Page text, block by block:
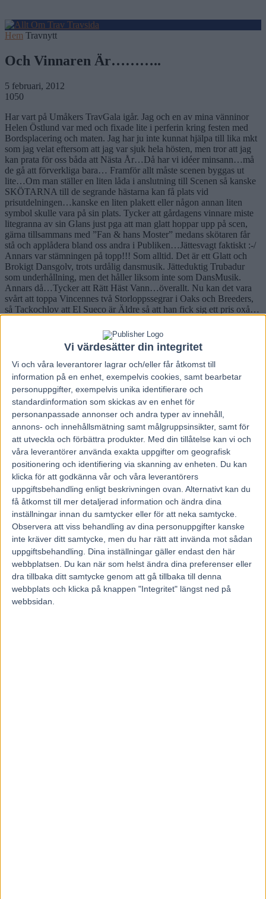
Vi värdesätter din integritet
Vi och våra leverantorer lagrar och/eller får åtkomst till
information på en enhet, exempelvis cookies, samt bearbetar
personuppgifter, exempelvis unika identifierare och
standardinformation som skickas av en enhet för
personanpassade annonser och andra typer av innehåll,
annons- och innehållsmätning samt målgruppsinsikter, samt för
att utveckla och förbättra produkter. Med din tillåtelse kan vi och
våra leverantörer använda exakta uppgifter om geografisk
positionering och identifiering via skanning av enheten. Du kan
klicka för att godkänna vår och våra leverantörers
uppgiftsbehandling enligt beskrivningen ovan. Alternativt kan du
få åtkomst till mer detaljerad information och ändra dina
inställningar innan du samtycker eller för att neka samtycke.
Observera att viss behandling av dina personuppgifter kanske
inte kräver ditt samtycke, men du har rätt att invända mot sådan
uppgiftsbehandling. Dina inställningar gäller endast den här
webbplatsen. Du kan när som helst ändra dina preferenser eller
dra tillbaka ditt samtycke genom att gå tillbaka till denna
webbplats och klicka på knappen "Integritet" längst ned på
webbsidan.
Hem Travnytt
Och Vinnaren Är………..
5 februari, 2012
1050
Har vart på Umåkers TravGala igår. Jag och en av mina vänninor
Helen Östlund var med och fixade lite i perferin kring festen med
Bordsplacering och maten. Jag har ju inte kunnat hjälpa till lika mkt
som jag velat eftersom att jag var sjuk hela hösten, men tror att jag
kan prata för oss båda att Nästa År…Då har vi idéer minsann…må
de gå att förverkliga bara… Framför allt måste scenen byggas ut
lite…Om man ställer en liten låda i anslutning till Scenen så kanske
SKÖTARNA till de segrande hästarna kan få plats vid
prisutdelningen…kanske en liten plakett eller någon annan liten
symbol skulle vara på sin plats. Tycker att gårdagens vinnare miste
litegranna av sin Glans just pga att man glatt hoppar upp på scen,
gärna tillsammans med ”Fan & hans Moster” medans skötaren får
stå och applådera bland oss andra i Publiken…Jättesvagt faktiskt :-/
Annars var stämningen på topp!!! Som alltid. Det är ett Glatt och
Brokigt Dansgolv, trots urdålig dansmusik. Jätteduktig Trubadur
som underhållning, men det håller liksom inte som DansMusik.
Annars då…Tycker att Rätt Häst Vann…överallt. Nu kan det vara
svårt att toppa Vincennes två Storloppssegrar i Oaks och Breeders,
så Tackochlov att El Sueco är Äldre så att han fick sig ett pris oxå…
ännu mer sällan som det sker under ett och samma år.
När Kia var upp och hämtade ett av sin pris(även årets amatör) så
nämnde hon att det gäller att ha ett bra team runt sig & nämnde
Hovslagare, Veterinär och någon mer, kommer inte ihåg, men
hursomhelst så är det så det är. Ingen kedja är starkare än den
svagaste länk och Skötaren är viktig för hästens mående, Punkt Slut.
(Ni ser…Jag har hakat upp mig en aning)
Det är Rasande Trevligt Folk på TravGalan, här kommer lite
mingelbilder…